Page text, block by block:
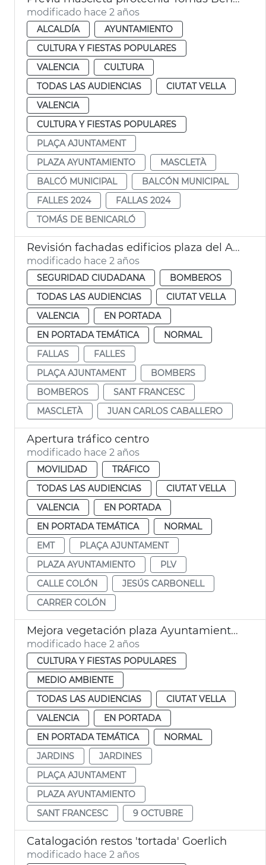
modificado hace 2 años
ALCALDÍA
AYUNTAMIENTO
CULTURA Y FIESTAS POPULARES
VALENCIA
CULTURA
TODAS LAS AUDIENCIAS
CIUTAT VELLA
VALENCIA
CULTURA Y FIESTAS POPULARES
PLAÇA AJUNTAMENT
PLAZA AYUNTAMIENTO
MASCLETÀ
BALCÓ MUNICIPAL
BALCÓN MUNICIPAL
FALLES 2024
FALLAS 2024
TOMÁS DE BENICARLÓ
Revisión fachadas edificios plaza del Ayuntamiento
modificado hace 2 años
SEGURIDAD CIUDADANA
BOMBEROS
TODAS LAS AUDIENCIAS
CIUTAT VELLA
VALENCIA
EN PORTADA
EN PORTADA TEMÁTICA
NORMAL
FALLAS
FALLES
PLAÇA AJUNTAMENT
BOMBERS
BOMBEROS
SANT FRANCESC
MASCLETÀ
JUAN CARLOS CABALLERO
Apertura tráfico centro
modificado hace 2 años
MOVILIDAD
TRÁFICO
TODAS LAS AUDIENCIAS
CIUTAT VELLA
VALENCIA
EN PORTADA
EN PORTADA TEMÁTICA
NORMAL
EMT
PLAÇA AJUNTAMENT
PLAZA AYUNTAMIENTO
PLV
CALLE COLÓN
JESÚS CARBONELL
CARRER COLÓN
Mejora vegetación plaza Ayuntamiento 9 Octubre
modificado hace 2 años
CULTURA Y FIESTAS POPULARES
MEDIO AMBIENTE
TODAS LAS AUDIENCIAS
CIUTAT VELLA
VALENCIA
EN PORTADA
EN PORTADA TEMÁTICA
NORMAL
JARDINS
JARDINES
PLAÇA AJUNTAMENT
PLAZA AYUNTAMIENTO
SANT FRANCESC
9 OCTUBRE
Catalogación restos 'tortada' Goerlich
modificado hace 2 años